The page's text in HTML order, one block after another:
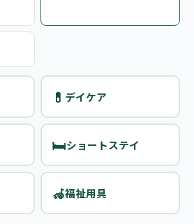
💊 デイケア
🛏️ショートステイ
🦽福祉用具